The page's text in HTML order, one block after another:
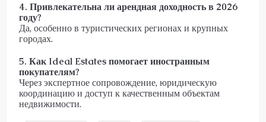
4. Привлекательна ли арендная доходность в 2026
году?
Да, особенно в туристических регионах и крупных
городах.
5. Как Ideal Estates помогает иностранным
покупателям?
Через экспертное сопровождение, юридическую
координацию и доступ к качественным объектам
недвижимости.